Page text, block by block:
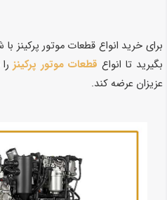
برای خرید انواع قطعات موتور پرکینز
بگیرید تا انواع قطعات موتور پرکینز
عزیزان عرضه کند.